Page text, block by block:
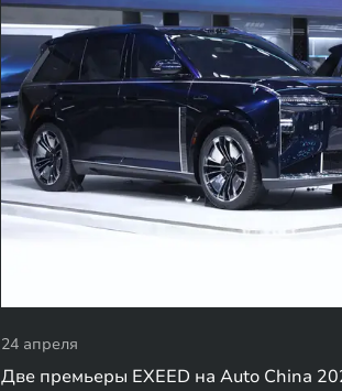
24 апреля
Две премьеры EXEED на Auto China